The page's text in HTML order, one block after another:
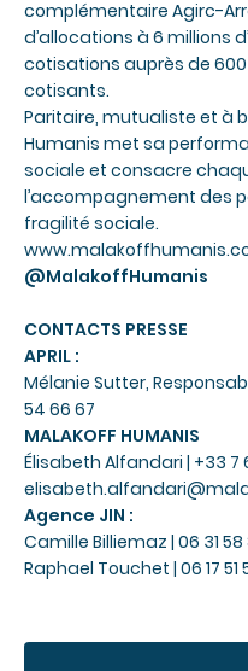
complémentaire Agirc-
d’allocations à 6 millions
cotisations auprès de
cotisants.
Paritaire, mutualiste et à
Humanis met sa
sociale et consacre
l’accompagnement des
fragilité sociale.
@MalakoffHumanis
CONTACTS PRESSE
APRIL :
Mélanie Sutter,
54 66 67
MALAKOFF HUMANIS
Élisabeth Alfandari | +33 7
Agence JIN :
Camille Billiemaz | 06 31 58
Raphael Touchet | 06 17 51